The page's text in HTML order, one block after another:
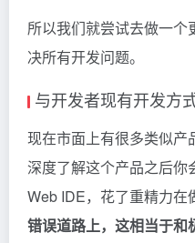
所以我们就尝试去做一
决所有开发问题。
与开发者现有开发方
现在市面上有很多类似产
深度了解这个产品之后你
Web IDE，花了重精力在
错误道路上，这相当于